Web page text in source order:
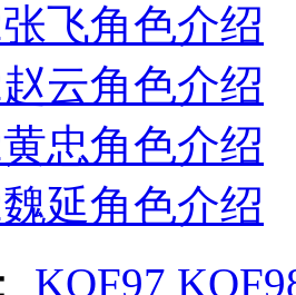
飞角色介绍
云角色介绍
忠角色介绍
延角色介绍
KOF97